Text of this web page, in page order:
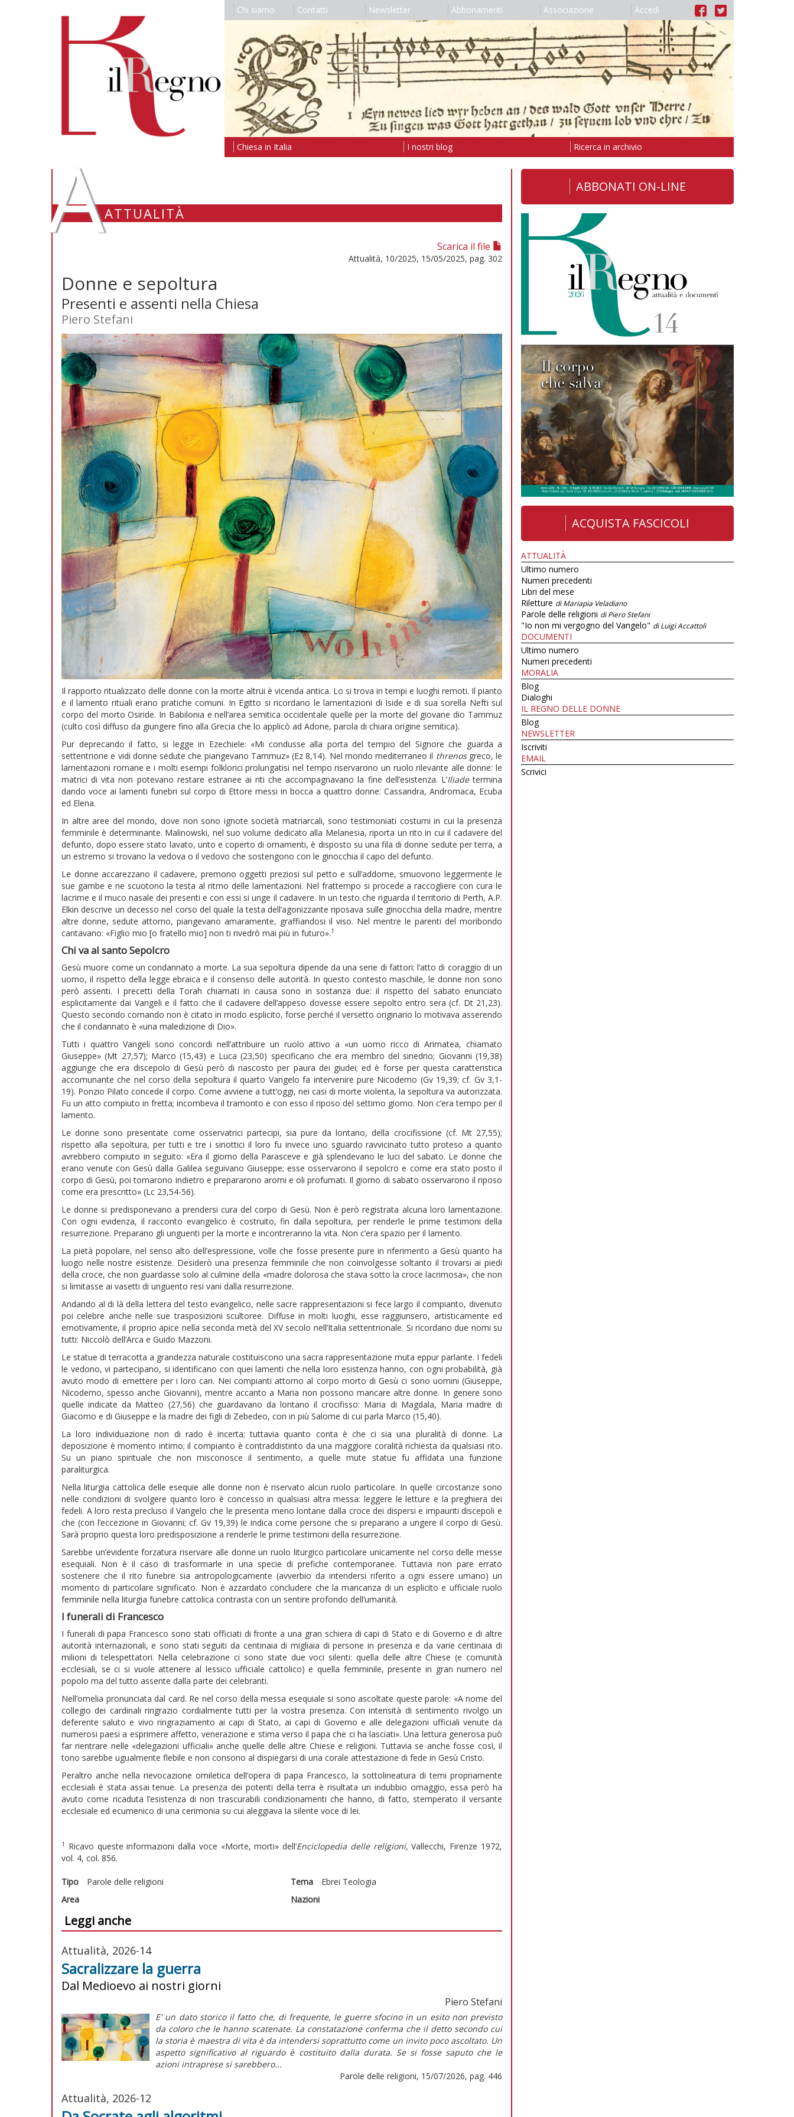
Chi siamo Contatti Newsletter Abbonamenti Associazione Accedi
Chiesa in Italia I nostri blog Ricerca in archivio
AATTUALITÀ
Scarica il file
Attualità, 10/2025, 15/05/2025, pag. 302
Donne e sepoltura
Presenti e assenti nella Chiesa
Piero Stefani
Il rapporto ritualizzato delle donne con la morte altrui è vicenda antica. Lo si trova in tempi e luoghi remoti. Il pianto
e il lamento rituali erano pratiche comuni. In Egitto si ricordano le lamentazioni di Iside e di sua sorella Nefti sul
corpo del morto Osiride. In Babilonia e nell’area semitica occidentale quelle per la morte del giovane dio Tammuz
(culto così diffuso da giungere fino alla Grecia che lo applicò ad Adone, parola di chiara origine semitica).
Pur deprecando il fatto, si legge in Ezechiele: «Mi condusse alla porta del tempio del Signore che guarda a
settentrione e vidi donne sedute che piangevano Tammuz» (Ez 8,14). Nel mondo mediterraneo il threnos greco, le
lamentazioni romane e i molti esempi folklorici prolungatisi nel tempo riservarono un ruolo rilevante alle donne: le
matrici di vita non potevano restare estranee ai riti che accompagnavano la fine dell’esistenza. L’Iliadetermina
dando voce ai lamenti funebri sul corpo di Ettore messi in bocca a quattro donne: Cassandra, Andromaca, Ecuba
ed Elena.
In altre aree del mondo, dove non sono ignote società matriarcali, sono testimoniati costumi in cui la presenza
femminile è determinante. Malinowski, nel suo volume dedicato alla Melanesia, riporta un rito in cui il cadavere del
defunto, dopo essere stato lavato, unto e coperto di ornamenti, è disposto su una fila di donne sedute per terra, a
un estremo si trovano la vedova o il vedovo che sostengono con le ginocchia il capo del defunto.
Le donne accarezzano il cadavere, premono oggetti preziosi sul petto e sull’addome, smuovono leggermente le
sue gambe e ne scuotono la testa al ritmo delle lamentazioni. Nel frattempo si procede a raccogliere con cura le
lacrime e il muco nasale dei presenti e con essi si unge il cadavere. In un testo che riguarda il territorio di Perth, A.P.
Elkin descrive un decesso nel corso del quale la testa dell’agonizzante riposava sulle ginocchia della madre, mentre
altre donne, sedute attorno, piangevano amaramente, graffiandosi il viso. Nel mentre le parenti del moribondo
cantavano: «Figlio mio [o fratello mio] non ti rivedrò mai più in futuro».1
Chi va al santo Sepolcro
Gesù muore come un condannato a morte. La sua sepoltura dipende da una serie di fattori: l’atto di coraggio di un
uomo, il rispetto della legge ebraica e il consenso delle autorità. In questo contesto maschile, le donne non sono
però assenti. I precetti della Torah chiamati in causa sono in sostanza due: il rispetto del sabato enunciato
esplicitamente dai Vangeli e il fatto che il cadavere dell’appeso dovesse essere sepolto entro sera (cf. Dt 21,23).
Questo secondo comando non è citato in modo esplicito, forse perché il versetto originario lo motivava asserendo
che il condannato è «una maledizione di Dio».
Tutti i quattro Vangeli sono concordi nell’attribuire un ruolo attivo a «un uomo ricco di Arimatea, chiamato
Giuseppe» (Mt 27,57); Marco (15,43) e Luca (23,50) specificano che era membro del sinedrio; Giovanni (19,38)
aggiunge che era discepolo di Gesù però di nascosto per paura dei giudei; ed è forse per questa caratteristica
accomunante che nel corso della sepoltura il quarto Vangelo fa intervenire pure Nicodemo (Gv 19,39; cf. Gv 3,1-
19). Ponzio Pilato concede il corpo. Come avviene a tutt’oggi, nei casi di morte violenta, la sepoltura va autorizzata.
Fu un atto compiuto in fretta; incombeva il tramonto e con esso il riposo del settimo giorno. Non c’era tempo per il
lamento.
Le donne sono presentate come osservatrici partecipi, sia pure da lontano, della crocifissione (cf. Mt 27,55);
rispetto alla sepoltura, per tutti e tre i sinottici il loro fu invece uno sguardo ravvicinato tutto proteso a quanto
avrebbero compiuto in seguito: «Era il giorno della Parasceve e già splendevano le luci del sabato. Le donne che
erano venute con Gesù dalla Galilea seguivano Giuseppe; esse osservarono il sepolcro e come era stato posto il
corpo di Gesù, poi tornarono indietro e prepararono aromi e oli profumati. Il giorno di sabato osservarono il riposo
come era prescritto» (Lc 23,54-56).
Le donne si predisponevano a prendersi cura del corpo di Gesù. Non è però registrata alcuna loro lamentazione.
Con ogni evidenza, il racconto evangelico è costruito, fin dalla sepoltura, per renderle le prime testimoni della
resurrezione. Preparano gli unguenti per la morte e incontreranno la vita. Non c’era spazio per il lamento.
La pietà popolare, nel senso alto dell’espressione, volle che fosse presente pure in riferimento a Gesù quanto ha
luogo nelle nostre esistenze. Desiderò una presenza femminile che non coinvolgesse soltanto il trovarsi ai piedi
della croce, che non guardasse solo al culmine della «madre dolorosa che stava sotto la croce lacrimosa», che non
si limitasse ai vasetti di unguento resi vani dalla resurrezione.
Andando al di là della lettera del testo evangelico, nelle sacre rappresentazioni si fece largo il compianto, divenuto
poi celebre anche nelle sue trasposizioni scultoree. Diffuse in molti luoghi, esse raggiunsero, artisticamente ed
emotivamente, il proprio apice nella seconda metà del XV secolo nell’Italia settentrionale. Si ricordano due nomi su
tutti: Niccolò dell’Arca e Guido Mazzoni.
Le statue di terracotta a grandezza naturale costituiscono una sacra rappresentazione muta eppur parlante. I fedeli
le vedono, vi partecipano, si identificano con quei lamenti che nella loro esistenza hanno, con ogni probabilità, già
avuto modo di emettere per i loro cari. Nei compianti attorno al corpo morto di Gesù ci sono uomini (Giuseppe,
Nicodemo, spesso anche Giovanni), mentre accanto a Maria non possono mancare altre donne. In genere sono
quelle indicate da Matteo (27,56) che guardavano da lontano il crocifisso: Maria di Magdala, Maria madre di
Giacomo e di Giuseppe e la madre dei figli di Zebedeo, con in più Salome di cui parla Marco (15,40).
La loro individuazione non di rado è incerta; tuttavia quanto conta è che ci sia una pluralità di donne. La
deposizione è momento intimo; il compianto è contraddistinto da una maggiore coralità richiesta da qualsiasi rito.
Su un piano spirituale che non misconosce il sentimento, a quelle mute statue fu affidata una funzione
paraliturgica.
Nella liturgia cattolica delle esequie alle donne non è riservato alcun ruolo particolare. In quelle circostanze sono
nelle condizioni di svolgere quanto loro è concesso in qualsiasi altra messa: leggere le letture e la preghiera dei
fedeli. A loro resta precluso il Vangelo che le presenta meno lontane dalla croce dei dispersi e impauriti discepoli e
che (con l’eccezione in Giovanni; cf. Gv 19,39) le indica come persone che si preparano a ungere il corpo di Gesù.
Sarà proprio questa loro predisposizione a renderle le prime testimoni della resurrezione.
Sarebbe un’evidente forzatura riservare alle donne un ruolo liturgico particolare unicamente nel corso delle messe
esequiali. Non è il caso di trasformarle in una specie di prefiche contemporanee. Tuttavia non pare errato
sostenere che il rito funebre sia antropologicamente (avverbio da intendersi riferito a ogni essere umano) un
momento di particolare significato. Non è azzardato concludere che la mancanza di un esplicito e ufficiale ruolo
femminile nella liturgia funebre cattolica contrasta con un sentire profondo dell’umanità.
I funerali di Francesco
I funerali di papa Francesco sono stati officiati di fronte a una gran schiera di capi di Stato e di Governo e di altre
autorità internazionali, e sono stati seguiti da centinaia di migliaia di persone in presenza e da varie centinaia di
milioni di telespettatori. Nella celebrazione ci sono state due voci silenti: quella delle altre Chiese (e comunità
ecclesiali, se ci si vuole attenere al lessico ufficiale cattolico) e quella femminile, presente in gran numero nel
popolo ma del tutto assente dalla parte dei celebranti.
Nell’omelia pronunciata dal card. Re nel corso della messa esequiale si sono ascoltate queste parole: «A nome del
collegio dei cardinali ringrazio cordialmente tutti per la vostra presenza. Con intensità di sentimento rivolgo un
deferente saluto e vivo ringraziamento ai capi di Stato, ai capi di Governo e alle delegazioni ufficiali venute da
numerosi paesi a esprimere affetto, venerazione e stima verso il papa che ci ha lasciati». Una lettura generosa può
far rientrare nelle «delegazioni ufficiali» anche quelle delle altre Chiese e religioni. Tuttavia se anche fosse così, il
tono sarebbe ugualmente flebile e non consono al dispiegarsi di una corale attestazione di fede in Gesù Cristo.
Peraltro anche nella rievocazione omiletica dell’opera di papa Francesco, la sottolineatura di temi propriamente
ecclesiali è stata assai tenue. La presenza dei potenti della terra è risultata un indubbio omaggio, essa però ha
avuto come ricaduta l’esistenza di non trascurabili condizionamenti che hanno, di fatto, stemperato il versante
ecclesiale ed ecumenico di una cerimonia su cui aleggiava la silente voce di lei.
1 Ricavo queste informazioni dalla voce «Morte, morti» dell’Enciclopedia delle religioni, Vallecchi, Firenze 1972,
vol. 4, col. 856.
Tipo Parole delle religioni Tema Ebrei Teologia
Area
Nazioni
Leggi anche
Attualità, 2026-14
Sacralizzare la guerra
Dal Medioevo ai nostri giorni
Piero Stefani
E' un dato storico il fatto che, di frequente, le guerre sfocino in un esito non previsto
da coloro che le hanno scatenate. La constatazione conferma che il detto secondo cui
la storia è maestra di vita è da intendersi soprattutto come un invito poco ascoltato. Un
aspetto significativo al riguardo è costituito dalla durata. Se si fosse saputo che le
azioni intraprese si sarebbero...
Parole delle religioni, 15/07/2026, pag. 446
Attualità, 2026-12
ABBONATI ON-LINE
ACQUISTA FASCICOLI
ATTUALITÀ
Ultimo numero
Numeri precedenti
Libri del mese
Riletture di Mariapia Veladiano
Parole delle religioni di Piero Stefani
"Io non mi vergogno del Vangelo" di Luigi Accattoli
DOCUMENTI
Ultimo numero
Numeri precedenti
MORALIA
Blog
Dialoghi
IL REGNO DELLE DONNE
Blog
NEWSLETTER
Iscriviti
EMAIL
Scrivici